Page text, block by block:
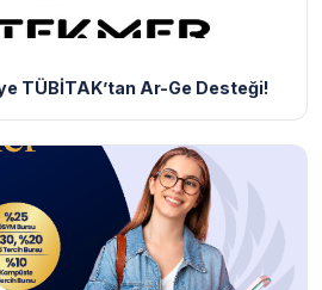
TÜBİTAK’tan Ar-Ge Desteği!